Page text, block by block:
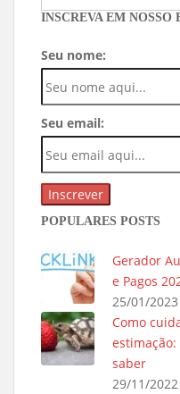
INSCREVA EM NOSSO
Seu nome:
Seu email:
POPULARES POSTS
Gerador
e Pagos
25/01/2023
Como
saber
29/11/2022